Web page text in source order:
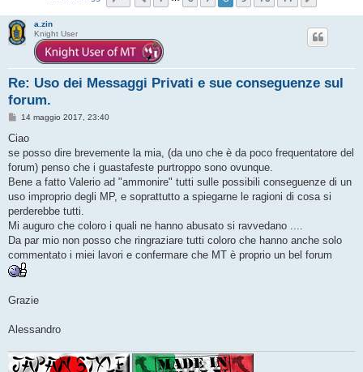
a.zin
Knight User
Re: Uso dei Messaggi Privati e sue conseguenze sul
forum.
M
s
a
g
i
o
14 maggio 2017, 23:40
Ciao
se posso dire brevemente la mia, (da uno che è da poco frequentatore del
forum) penso che i guastafeste purtroppo sono ovunque.
Bene a fatto Valerio ad "ammonire" tutti sulle possibili conseguenze di un
uso improprio degli MP, e soprattutto a spiegarne le ragioni di cosa si
perderebbe tutti.
Mi auguro che coloro i quali ne hanno abusato si ravvedano ....
Da par mio non posso che ringraziare tutti coloro che hanno anche solo
commentato i miei lavori e confermare che MT è proprio un bel forum
Grazie
Alessandro